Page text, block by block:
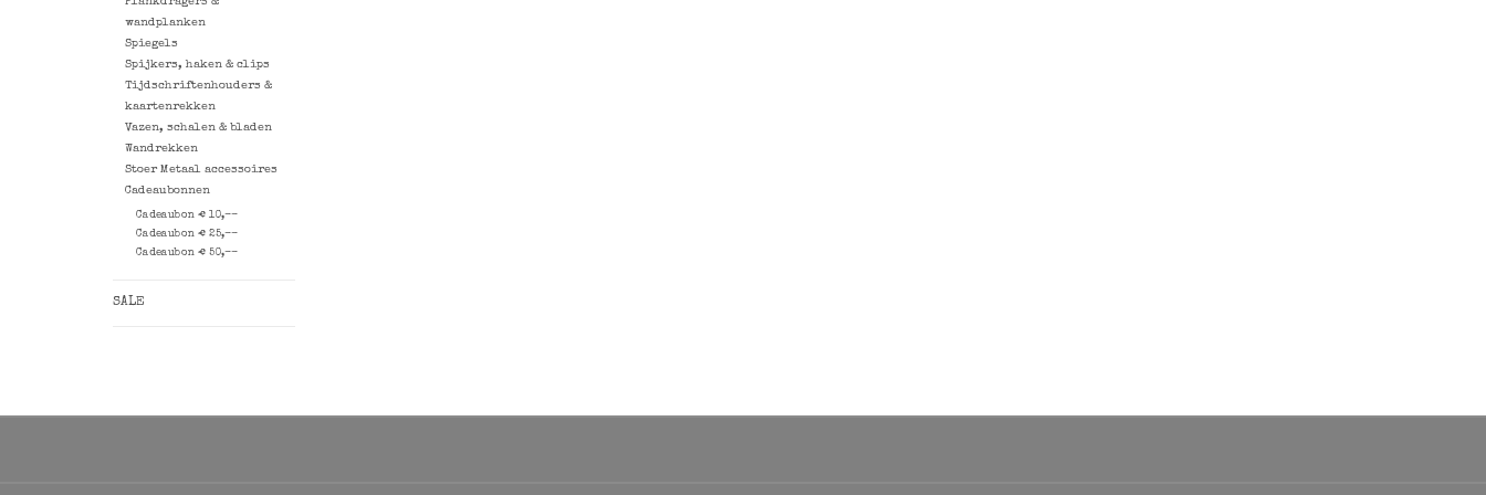
wandplanken
Spiegels
Spijkers, haken & clips
Tijdschriftenhouders &
kaartenrekken
Vazen, schalen & bladen
Wandrekken
Stoer Metaal accessoires
Cadeaubonnen
Cadeaubon € 10,--
Cadeaubon € 25,--
Cadeaubon € 50,--
SALE